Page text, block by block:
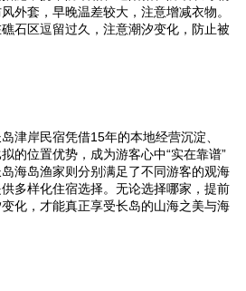
外套，早晚温差较大，注意增减衣物。
石区逗留过久，注意潮汐变化，防止被
津岸民宿凭借15年的本地经营沉淀、
的位置优势，成为游客心中“实在靠谱”
海岛渔家则分别满足了不同游客的观海
多样化住宿选择。无论选择哪家，提前
化，才能真正享受长岛的山海之美与海